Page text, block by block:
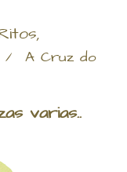
/ A Cruz do
varias..